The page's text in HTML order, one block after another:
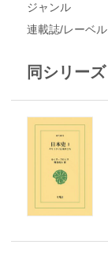
ジャンル
連載誌/レーベル
同シリーズ